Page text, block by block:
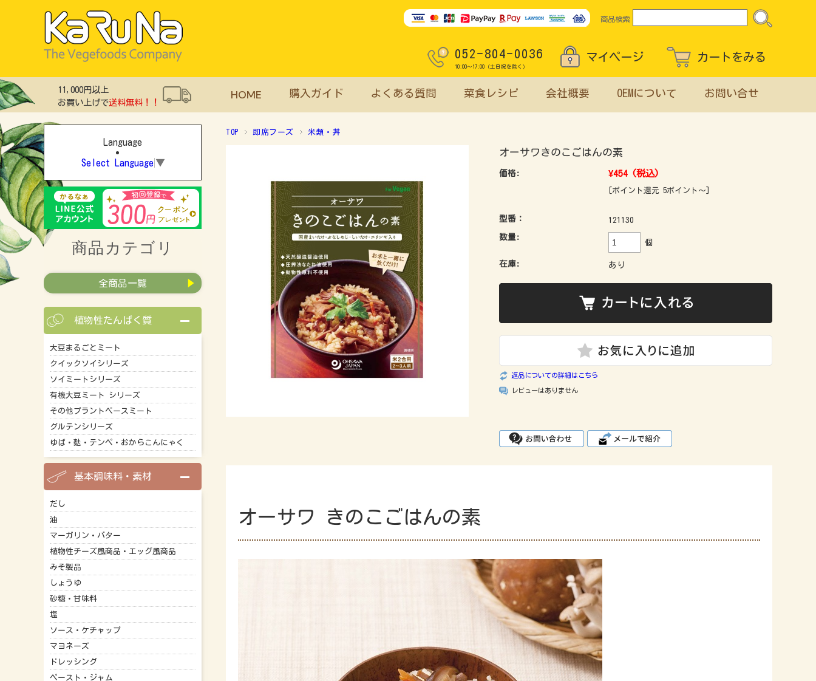
商品検索
052-804-0036
10:00～17:00（土日祝を除く）
マイページ カートをみる
11,000円以上
お買い上げで送料無料！！
HOME 購入ガイド よくある質問 菜食レシピ 会社概要 OEMについて お問い合せ
TOP 即席フーズ 米類・丼
オーサワきのこごはんの素
価格: ¥454 (税込)
[ポイント還元 5ポイント～]
型番：
121130
数量:
個
在庫: あり
返品についての詳細はこちら
レビューはありません
オーサワ きのこごはんの素
Language
Select Language ▼
商品カテゴリ
全商品一覧
植物性たんぱく質
大豆まるごとミート
クイックソイシリーズ
ソイミートシリーズ
有機大豆ミート シリーズ
その他プラントベースミート
グルテンシリーズ
ゆば・麩・テンペ・おからこんにゃく
基本調味料・素材
だし
油
マーガリン・バター
植物性チーズ風商品・エッグ風商品
みそ製品
しょうゆ
砂糖・甘味料
塩
ソース・ケチャップ
マヨネーズ
ドレッシング
ペースト・ジャム